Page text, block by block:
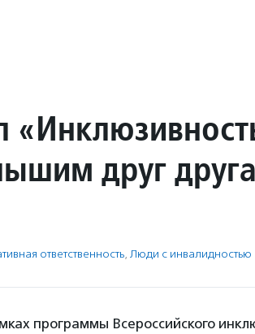
друг
ответственность, Люди с инвалидностью
программы Всероссийского